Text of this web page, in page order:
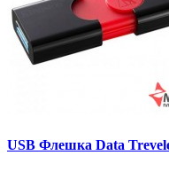
USB Флешка Data